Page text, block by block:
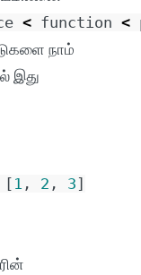
< function <
நாம்
இது
[ 1 , 2 , 3]